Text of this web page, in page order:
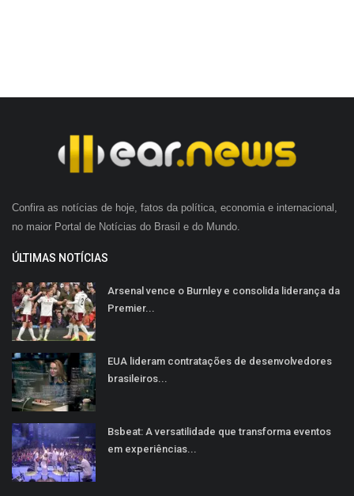
Confira as notícias de hoje, fatos da política, economia e internacional,
no maior Portal de Notícias do Brasil e do Mundo.
ÚLTIMAS NOTÍCIAS
Arsenal vence o Burnley e consolida liderança da
Premier...
EUA lideram contratações de desenvolvedores
brasileiros...
Bsbeat: A versatilidade que transforma eventos
em experiências...